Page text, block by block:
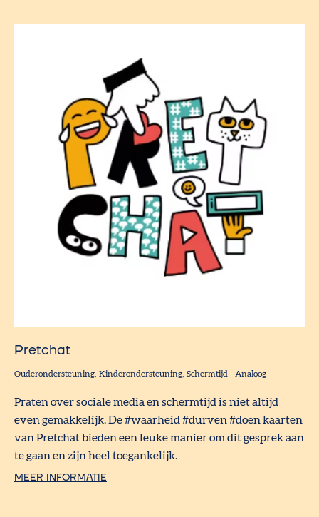
Pretchat
Ouderondersteuning Kinderondersteuning Schermtijd - Analoog
Praten over sociale media en schermtijd is niet altijd
even gemakkelijk. De #waarheid #durven #doen kaarten
van Pretchat bieden een leuke manier om dit gesprek aan
te gaan en zijn heel toegankelijk.
MEER INFORMATIE